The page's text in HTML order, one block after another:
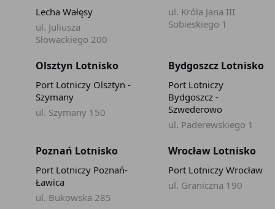
Lecha Wałęsy
ul. Juliusza
Słowackiego 200
ul. Króla Jana III
Sobieskiego 1
Olsztyn Lotnisko
Port Lotniczy Olsztyn -
Szymany
ul. Szymany 150
Bydgoszcz Lotnisko
Port Lotniczy
Bydgoszcz -
Szwederowo
ul. Paderewskiego 1
Poznań Lotnisko
Port Lotniczy Poznań-
Ławica
ul. Bukowska 285
Wrocław Lotnisko
Port Lotniczy Wrocław
ul. Graniczna 190